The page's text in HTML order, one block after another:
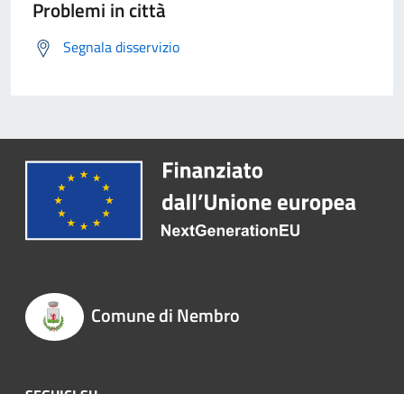
Problemi in città
Segnala disservizio
Comune di Nembro